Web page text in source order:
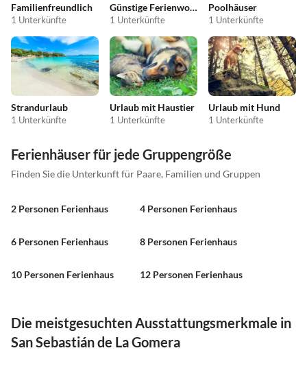
Familienfreundlich
1 Unterkünfte
Günstige Ferienwohnungen
1 Unterkünfte
Poolhäuser
1 Unterkünfte
Strandurlaub
1 Unterkünfte
Urlaub mit Haustier
1 Unterkünfte
Urlaub mit Hund
1 Unterkünfte
Ferienhäuser für jede Gruppengröße
Finden Sie die Unterkunft für Paare, Familien und Gruppen
2 Personen Ferienhaus 4 Personen Ferienhaus
6 Personen Ferienhaus 8 Personen Ferienhaus
10 Personen Ferienhaus 12 Personen Ferienhaus
Die meistgesuchten Ausstattungsmerkmale in
San Sebastián de La Gomera